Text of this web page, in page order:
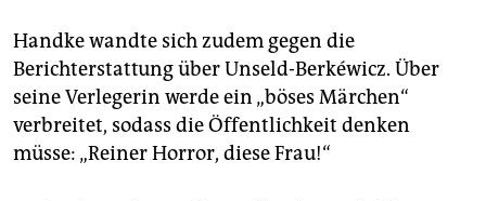
Handke wandte sich zudem gegen die
Berichterstattung über Unseld-Berkéwicz. Über
seine Verlegerin werde ein „böses Märchen“
verbreitet, sodass die Öffentlichkeit denken
müsse: „Reiner Horror, diese Frau!“